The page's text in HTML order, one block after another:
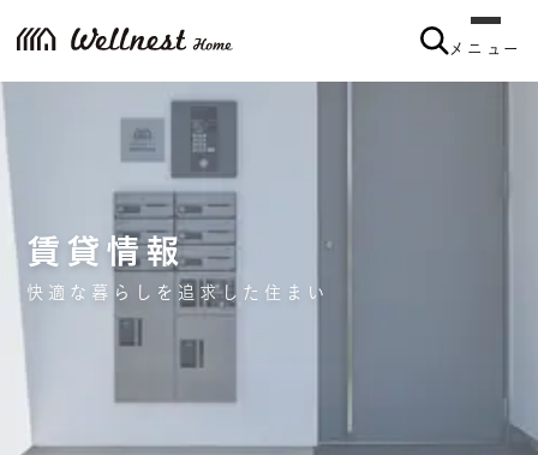
メニュー
賃貸情報
快適な暮らしを追求した住まい